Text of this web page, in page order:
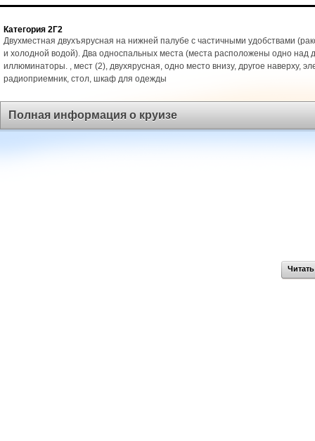
Категория 2Г2
Двухместная двухъярусная на нижней палубе с частичными удобствами
и холодной водой). Два односпальных места (места расположены одно над
иллюминаторы. , мест (2), двухярусная, одно место внизу, другое наверху,
радиоприемник, стол, шкаф для одежды
Полная информация о круизе